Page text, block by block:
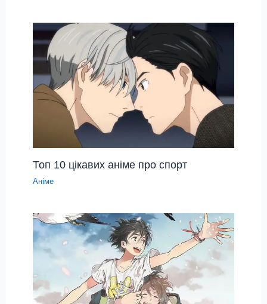
Топ 10 цікавих аніме про спорт
Аніме